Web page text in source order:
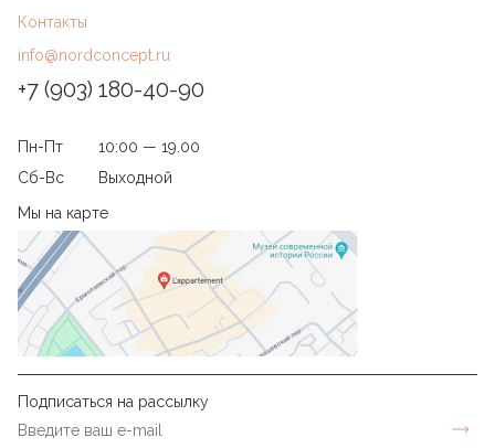
Контакты
info@nordconcept.ru
+7 (903) 180-40-90
Пн-Пт
10:00 — 19.00
Сб-Вс
Выходной
Мы на карте
Подписаться на рассылку